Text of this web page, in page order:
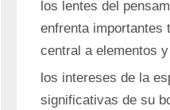
los lentes del
enfrenta importantes
central a elementos
los intereses de la
significativas de su